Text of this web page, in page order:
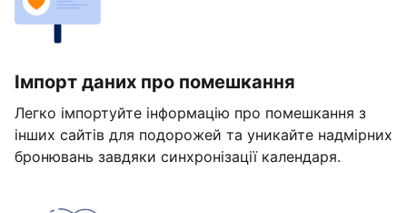
Імпорт даних про помешкання
Легко імпортуйте інформацію про помешкання з
інших сайтів для подорожей та уникайте надмірних
бронювань завдяки синхронізації календаря.